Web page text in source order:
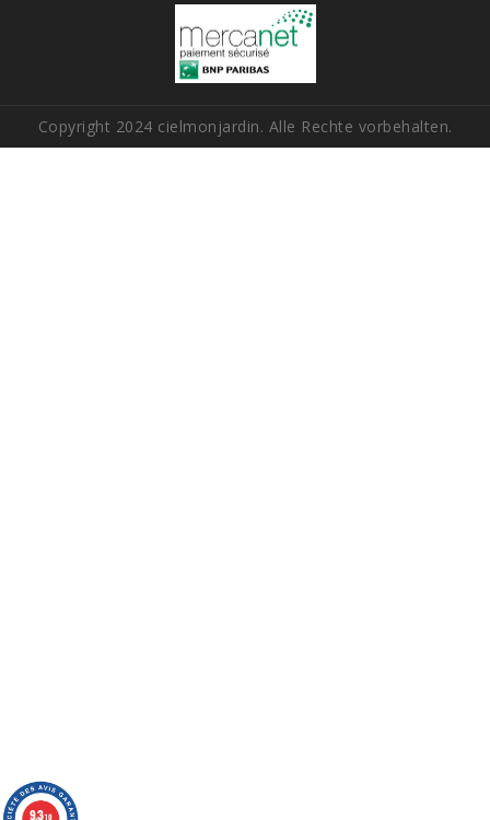
Copyright 2024 cielmonjardin. Alle Rechte vorbehalten.
9.3/10